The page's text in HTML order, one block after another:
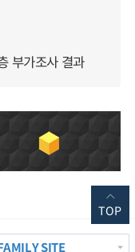
부가조사 결과
SITE
TOP